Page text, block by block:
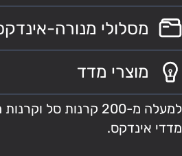
מסלולי מנורה-
מוצרי מדד
למעלה מ-200 קרנות סל
מדדי אינדקס.